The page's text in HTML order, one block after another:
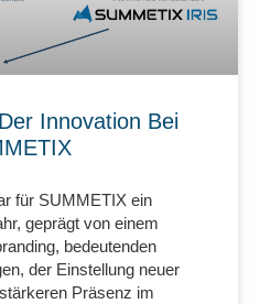
Innovation Bei
für SUMMETIX ein
geprägt von einem
bedeutenden
der Einstellung neuer
Präsenz im